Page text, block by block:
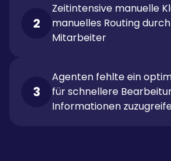
2
Zeitintensive manuelle
manuelles Routing
Mitarbeiter
3
Agenten fehlte ein
für schnellere
Informationen